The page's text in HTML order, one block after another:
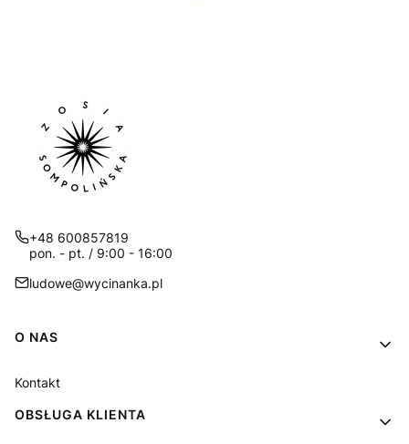
+48 600857819
pon. - pt. / 9:00 - 16:00
ludowe@wycinanka.pl
Linki w stopce
O NAS
Kontakt
OBSŁUGA KLIENTA